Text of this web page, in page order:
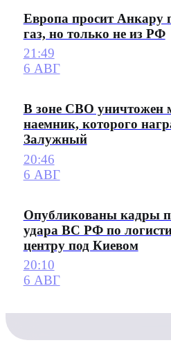
Европа просит Анкару
газ, но только не из РФ
21:49
6 АВГ
В зоне СВО уничтожен
наемник, которого
Залужный
20:46
6 АВГ
Опубликованы кадры
удара ВС РФ по
центру под Киевом
20:10
6 АВГ